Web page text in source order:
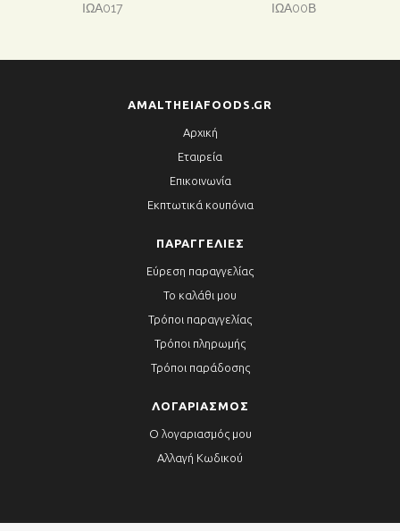
ΙΩΑ017
ΙΩΑ00Β
AMALTHEIAFOODS.GR
Αρχική
Εταιρεία
Επικοινωνία
Εκπτωτικά κουπόνια
ΠΑΡΑΓΓΕΛΊΕΣ
Εύρεση παραγγελίας
Το καλάθι μου
Τρόποι παραγγελίας
Τρόποι πληρωμής
Τρόποι παράδοσης
ΛΟΓΑΡΙΑΣΜΌΣ
Ο λογαριασμός μου
Αλλαγή Κωδικού